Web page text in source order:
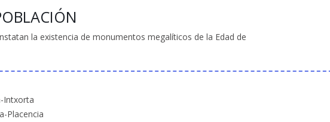
la existencia de monumentos megalíticos de la Edad de
Intxorta
Placencia